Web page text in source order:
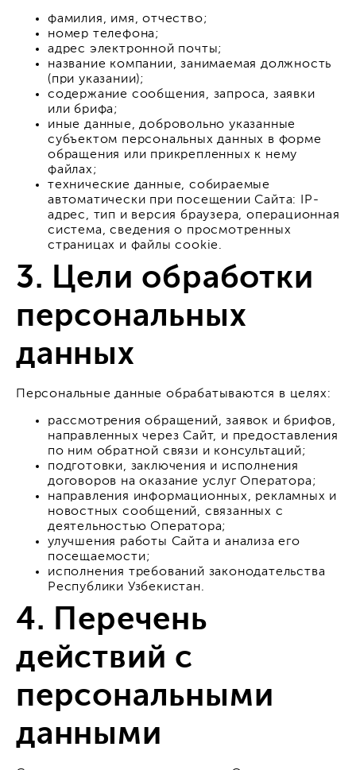
фамилия, имя, отчество;
номер телефона;
адрес электронной почты;
название компании, занимаемая должность
(при указании);
содержание сообщения, запроса, заявки
или брифа;
иные данные, добровольно указанные
субъектом персональных данных в форме
обращения или прикрепленных к нему
файлах;
технические данные, собираемые
автоматически при посещении Сайта: IP-
адрес, тип и версия браузера, операционная
система, сведения о просмотренных
страницах и файлы cookie.
3. Цели обработки
персональных
данных
Персональные данные обрабатываются в целях:
рассмотрения обращений, заявок и брифов,
направленных через Сайт, и предоставления
по ним обратной связи и консультаций;
подготовки, заключения и исполнения
договоров на оказание услуг Оператора;
направления информационных, рекламных и
новостных сообщений, связанных с
деятельностью Оператора;
улучшения работы Сайта и анализа его
посещаемости;
исполнения требований законодательства
Республики Узбекистан.
4. Перечень
действий с
персональными
данными